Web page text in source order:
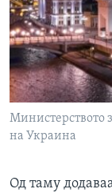
Министерството
на Украина
Од таму